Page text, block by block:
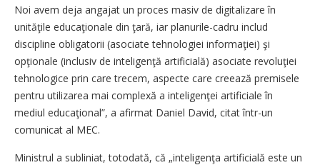
Noi avem deja angajat un proces masiv de digitalizare în
unităţile educaţionale din ţară, iar planurile-cadru includ
discipline obligatorii (asociate tehnologiei informaţiei) şi
opţionale (inclusiv de inteligenţă artificială) asociate revoluţiei
tehnologice prin care trecem, aspecte care creează premisele
pentru utilizarea mai complexă a inteligenţei artificiale în
mediul educaţional”, a afirmat Daniel David, citat într-un
comunicat al MEC.
Ministrul a subliniat, totodată, că „inteligenţa artificială este un